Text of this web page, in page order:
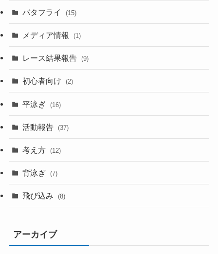
バタフライ (15)
メディア情報 (1)
レース結果報告 (9)
初心者向け (2)
平泳ぎ (16)
活動報告 (37)
考え方 (12)
背泳ぎ (7)
飛び込み (8)
アーカイブ